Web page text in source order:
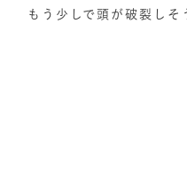
もう少しで頭が破裂しそ